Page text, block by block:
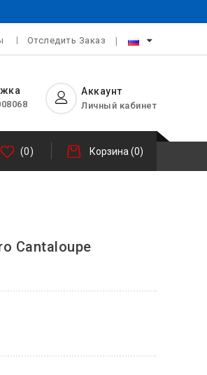
Отследить Заказ
Аккаунт
Личный кабинет
(0) Корзина(0)
Cantaloupe